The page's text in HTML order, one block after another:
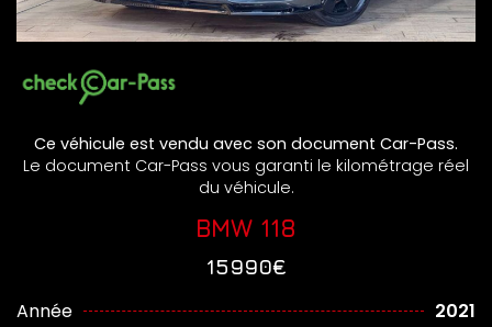
Ce véhicule est vendu avec son document Car-Pass.
Le document Car-Pass vous garanti le kilométrage réel
du véhicule.
BMW 118
15990€
Année
2021